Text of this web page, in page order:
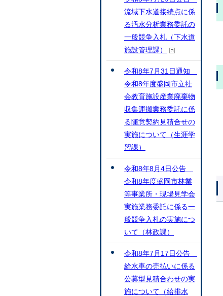
流域下水道接続点に係
る汚水分析業務委託の
一般競争入札（下水道
施設管理課）
令和8年7月31日通知
令和8年度盛岡市立社
会教育施設産業廃棄物
収集運搬業務委託に係
る随意契約見積合せの
実施について（生涯学
習課）
令和8年8月4日公告
令和8年度盛岡市林業
等事業所・現場見学会
実施業務委託に係る一
般競争入札の実施につ
いて（林政課）
令和8年7月17日公告
給水車の売払いに係る
公募型見積合わせの実
施について（給排水